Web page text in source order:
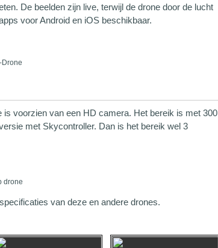
De beelden zijn live, terwijl de drone door de lucht
voor Android en iOS beschikbaar.
Drone
voorzien van een HD camera. Het bereik is met 300
met Skycontroller. Dan is het bereik wel 3
drone
van deze en andere drones.